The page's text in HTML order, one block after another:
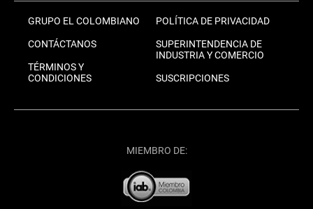
GRUPO EL COLOMBIANO
CONTÁCTANOS
TÉRMINOS Y
CONDICIONES
POLÍTICA DE PRIVACIDAD
SUPERINTENDENCIA DE
INDUSTRIA Y COMERCIO
SUSCRIPCIONES
MIEMBRO DE: